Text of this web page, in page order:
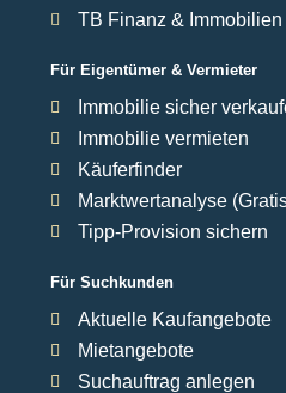
TB Finanz & Immobilien
Für Eigentümer & Vermieter
Immobilie sicher
Immobilie vermieten
Käuferfinder
Marktwertanalyse
Tipp-Provision sichern
Für Suchkunden
Aktuelle Kaufangebote
Mietangebote
Suchauftrag anlegen